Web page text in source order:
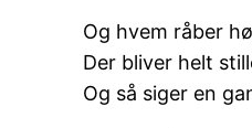
Og hvem råber
Der bliver helt
Og så siger en